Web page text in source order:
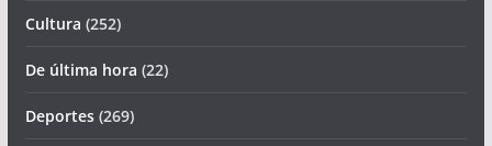
Cultura (252)
De última hora (22)
Deportes(269)